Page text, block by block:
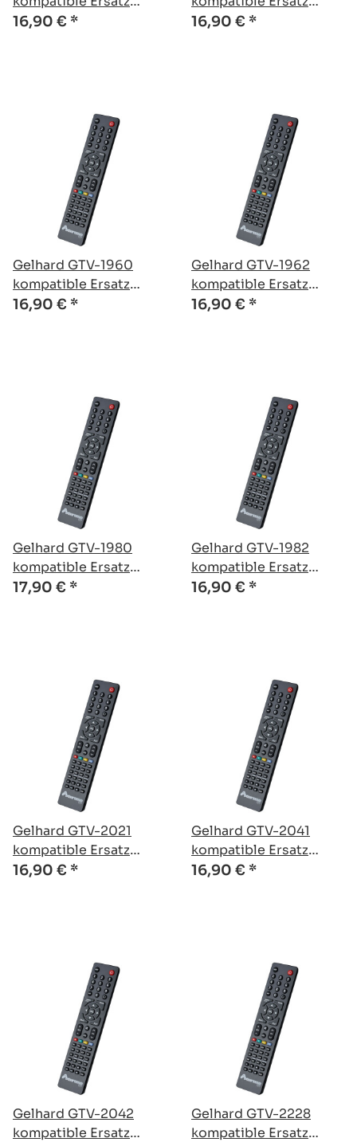
Fernbedienung
16,90 € *
Fernbedienung
16,90 € *
Gelhard GTV-1960
kompatible Ersatz
Fernbedienung
16,90 € *
Gelhard GTV-1962
kompatible Ersatz
Fernbedienung
16,90 € *
Gelhard GTV-1980
kompatible Ersatz
Fernbedienung
17,90 € *
Gelhard GTV-1982
kompatible Ersatz
Fernbedienung
16,90 € *
Gelhard GTV-2021
kompatible Ersatz
Fernbedienung
16,90 € *
Gelhard GTV-2041
kompatible Ersatz
Fernbedienung
16,90 € *
Gelhard GTV-2042
kompatible Ersatz
Gelhard GTV-2228
kompatible Ersatz